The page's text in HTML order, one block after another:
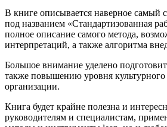
В книге описывается наверное самый
под названием «Стандартизованная
полное описание самого метода,
интерпретаций, а также алгоритма
Большое внимание уделено
также повышению уровня культурного
организации.
Книга будет крайне полезна и
руководителям и специалистам,